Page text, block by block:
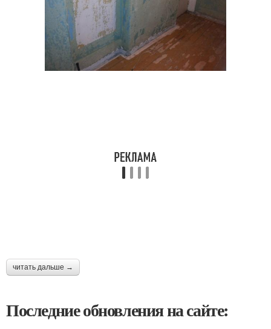
читать дальше →
Последние обновления на сайте: